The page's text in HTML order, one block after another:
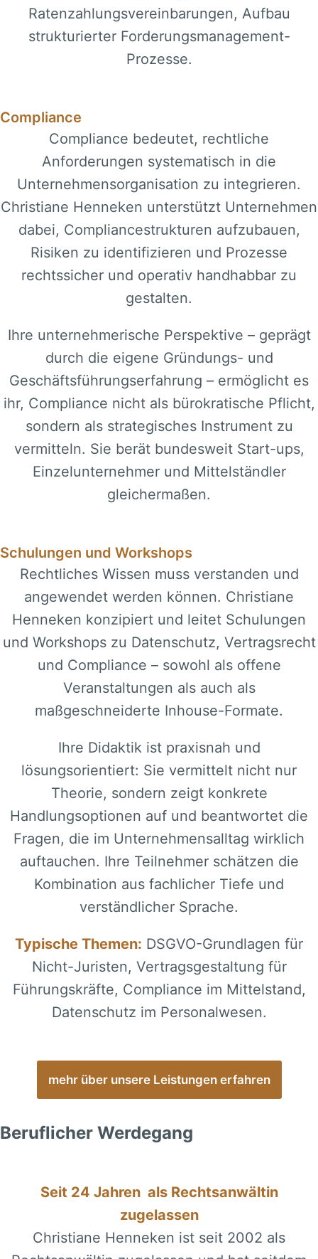
Ratenzahlungsvereinbarungen, Aufbau
strukturierter Forderungsmanagement-
Prozesse.
Compliance
Compliance bedeutet, rechtliche
Anforderungen systematisch in die
Unternehmensorganisation zu integrieren.
Christiane Henneken unterstützt Unternehmen
dabei, Compliancestrukturen aufzubauen,
Risiken zu identifizieren und Prozesse
rechtssicher und operativ handhabbar zu
gestalten.
Ihre unternehmerische Perspektive – geprägt
durch die eigene Gründungs- und
Geschäftsführungserfahrung – ermöglicht es
ihr, Compliance nicht als bürokratische Pflicht,
sondern als strategisches Instrument zu
vermitteln. Sie berät bundesweit Start-ups,
Einzelunternehmer und Mittelständler
gleichermaßen.
Schulungen und Workshops
Rechtliches Wissen muss verstanden und
angewendet werden können. Christiane
Henneken konzipiert und leitet Schulungen
und Workshops zu Datenschutz, Vertragsrecht
und Compliance – sowohl als offene
Veranstaltungen als auch als
maßgeschneiderte Inhouse-Formate.
Ihre Didaktik ist praxisnah und
lösungsorientiert: Sie vermittelt nicht nur
Theorie, sondern zeigt konkrete
Handlungsoptionen auf und beantwortet die
Fragen, die im Unternehmensalltag wirklich
auftauchen. Ihre Teilnehmer schätzen die
Kombination aus fachlicher Tiefe und
verständlicher Sprache.
Typische Themen: DSGVO-Grundlagen für
Nicht-Juristen, Vertragsgestaltung für
Führungskräfte, Compliance im Mittelstand,
Datenschutz im Personalwesen.
mehr über unsere Leistungen erfahren
Beruflicher Werdegang
Seit 24 Jahren als Rechtsanwältin
zugelassen
Christiane Henneken ist seit 2002 als